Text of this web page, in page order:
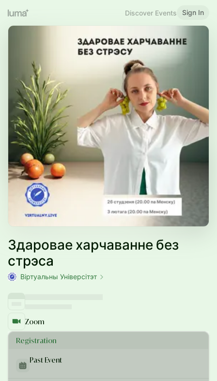
Discover Events Sign In
Здаровае харчаванне без
стрэса
Віртуальны Універсітэт
Zoom
Registration
Past Event